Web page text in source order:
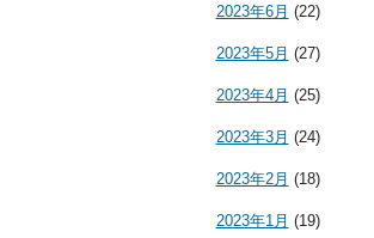
2023年6月 (22)
2023年5月 (27)
2023年4月 (25)
2023年3月 (24)
2023年2月 (18)
2023年1月 (19)